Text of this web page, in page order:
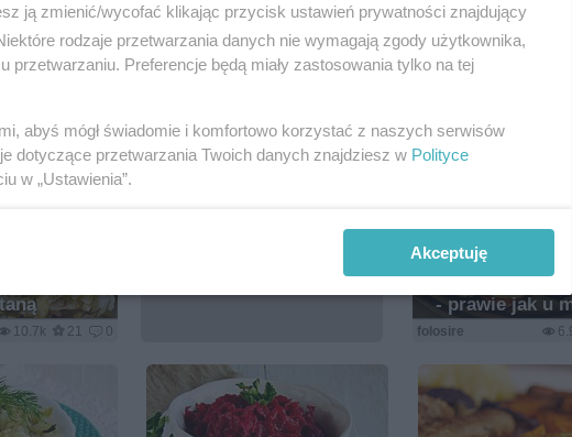
po
Strogonow
Bakłażan
kiełbasą i
10.7k 21 0
Zapiekanka
- prawie jak u
folosire
ją zmienić/wycofać klikając przycisk ustawień prywatności znajdujący
rodzaje przetwarzania danych nie wymagają zgody użytkownika,
przetwarzaniu. Preferencje będą miały zastosowania tylko na tej
abyś mógł świadomie i komfortowo korzystać z naszych serwisów
dotyczące przetwarzania Twoich danych znajdziesz w Polityce
w „Ustawienia”.
Akceptuję